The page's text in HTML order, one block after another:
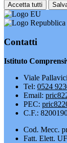
Accetta tutti
Contatti
Istituto
Viale
Tel: 0524
Email:
PEC:
C.F.:
Cod. Mecc.
Fatt. Elett.